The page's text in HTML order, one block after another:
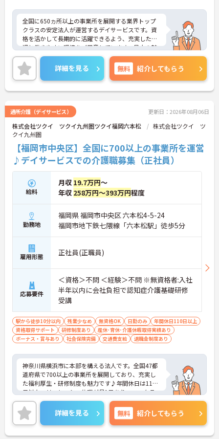
全国に650ヵ所以上の事業所を展開する業界トップ
クラスの安定法人が運営するデイサービスです。資
格を活かして長期的に活躍できるよう、充実した待
遇と働きやすい環境をご用意しています。最大の魅
力は夜勤なしの日勤のみで年間休日は119日しっか
り確保できる点にあります。毎月付与されるリフレ
ッシュ休暇を利用して連休の取得も可能です。ま
た、子育てサポート企業として「くるみん認定」を
取得しており、こども休暇や充実した扶養手当など
入社後1年間は専用のチューターがつき手厚くフォ
ローするため、新しい環境への不安を軽減できま
す。最大185万円の賞与支給の実績や、宿泊費補助
等の独自の福利厚生制度も備わっており、有資格者
の方がご自身の個性を大切にしながらやりがいを持
って働き続けられるおすすめの職場です。
★おすすめPOINT★
【夜勤なし×年間休日119日！オンオフのメリハリ
をつけて働ける環境です】
・身体への負担が少ない夜勤なしの勤務で年間休日
119日がしっかりと確保されています
・毎月1日付与されるリフレッシュ休暇と有給を組
み合わせて連休を取得しプライベートを満喫できま
得しており未就学児向けのこども休暇など支援体制
が万全です
【賞与実績最大185万円◎大手法人ならではの手厚
い待遇と福利厚生が魅力です】
・頑張りをしっかり還元する過去実績最大185万円
の賞与や配偶者・お子様への手厚い扶養手当を支給
・宿泊費補助などが受けられる独自の「ツクイPLU
S」や勤続3年以上の退職金制度を完備しています
・社内規定の範囲内で髪色や髪型をはじめネイルや
まつげエクステが自由であり自分らしさを大切に働
【有資格者のキャリアパス！手厚いチューター制度
と多彩な研修で専門性を高めます 】
・入社後1年間は専門のチューター（指導担当者）
がマンツーマンで手厚くフォローするため新しい環
境でも安心です
・資格手当の支給や公的資格取得・自己啓発支援制
度を通じて有資格者のさらなるステップアップを後
押しします
・階層別研修や所属先以外の事業所で行う交換研修
など豊富な教育プログラムで専門職としての成長を
詳細を見る 無料 紹介してもらう
通所介護（デイサービス） 更新日：2026年08月06日
株式会社ツクイ ツクイ九州圏ツクイ福岡六本松
株式会社ツクイ ツ
クイ九州圏
【福岡市中央区】全国に700以上の事業所を運営
♪デイサービスでの介護職募集（正社員）
給料
月収 19.7万円～
年収 258万円～393万円程度
勤務地
福岡県 福岡市中央区 六本松4-5-24
福岡市地下鉄七隈線「六本松駅」徒歩5分
雇用形態 正社員(正職員)
応募要件
＜資格＞不問 ＜経験＞不問 ※無資格者:入社
半年以内に会社負担で認知症介護基礎研修
受講
駅から徒歩10分以内 残業少なめ 無資格OK 日勤のみ
年間休日110日以上
資格取得サポート
研修制度あり
産休･育休･介護休暇取得実績あり
ボーナス・賞与あり
社会保険完備 交通費支給 退職金制度あり
神奈川県横浜市に本部を構える法人です。全国47都
道府県で700以上の事業所を展開しており、充実し
た福利厚生・研修制度も魅力です♪年間休日は110
日以上、リフレッシュ休暇が月1日あり、ワークラ
イフバランスを重視される方にもおすすめです。ご
興味のある方には、面接対策ポイントなど、さらに
詳細をお話しいたしますのでお気軽にご相談くださ
い！
詳細を見る 無料 紹介してもらう